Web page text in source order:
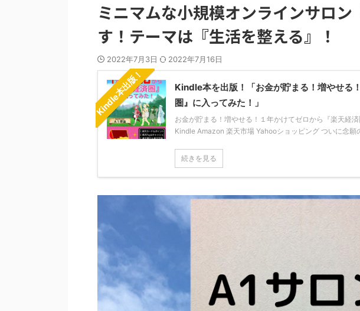
ミニマムな小規模オンラインサロ
す！テーマは『生活を整える』！
2022年7月3日 2022年7月16日
Kindle本出版！
Kindle本を出版！「お金が貯まる！増やせる
圏』に入ってみた！」
お金が貯まる！増やせる！１年かけてゼロから『楽天経
Kindle Amazon 楽天市場 Yahooショッピング ついに念願
続きを見る